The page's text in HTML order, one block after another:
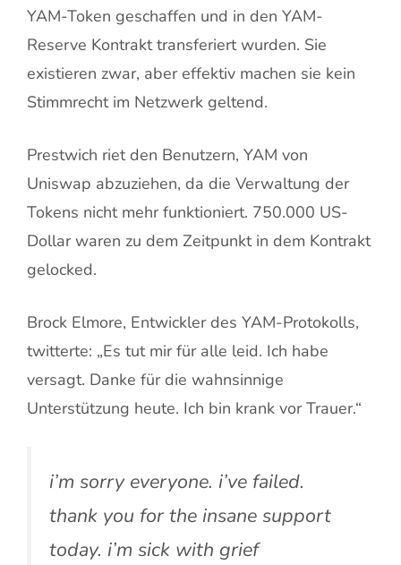
YAM-Token geschaffen und in den YAM-
Reserve Kontrakt transferiert wurden. Sie
existieren zwar, aber effektiv machen sie kein
Stimmrecht im Netzwerk geltend.
Prestwich riet den Benutzern, YAM von
Uniswap abzuziehen, da die Verwaltung der
Tokens nicht mehr funktioniert. 750.000 US-
Dollar waren zu dem Zeitpunkt in dem Kontrakt
gelocked.
Brock Elmore, Entwickler des YAM-Protokolls,
twitterte: „Es tut mir für alle leid. Ich habe
versagt. Danke für die wahnsinnige
Unterstützung heute. Ich bin krank vor Trauer.“
i’m sorry everyone. i’ve failed.
thank you for the insane support
today. i’m sick with grief